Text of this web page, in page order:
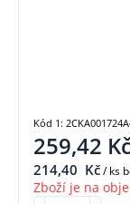
259,42
214,40 Kč/ ks
Zboží je na
Kód 1: